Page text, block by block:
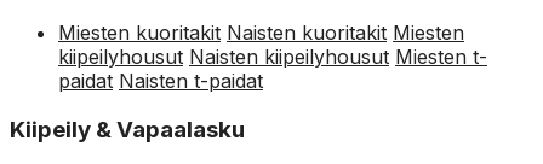
Miesten kuoritakit Naisten kuoritakit Miesten
kiipeilyhousut Naisten kiipeilyhousut Miesten t-
paidat Naisten t-paidat
Kiipeily & Vapaalasku